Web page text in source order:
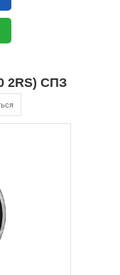
2RS) СПЗ